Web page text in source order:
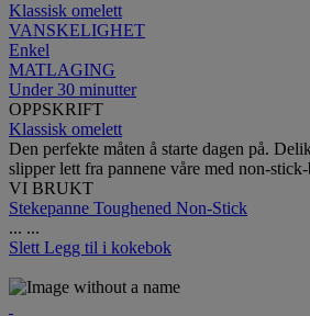
Klassisk omelett
VANSKELIGHET
Enkel
MATLAGING
Under 30 minutter
OPPSKRIFT
Klassisk omelett
Den perfekte måten å starte dagen på.
slipper lett fra pannene våre med non-
VI BRUKT
Stekepanne Toughened Non-Stick
... ...
Slett Legg til i kokebok